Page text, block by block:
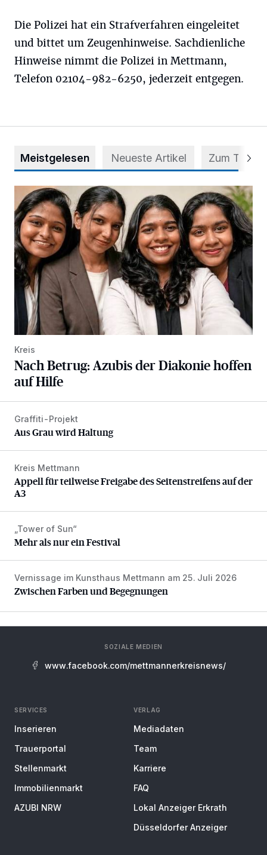
Die Polizei hat ein Strafverfahren eingeleitet
und bittet um Zeugenhinweise. Sachdienliche
Hinweise nimmt die Polizei in Mettmann,
Telefon 02104-982-6250, jederzeit entgegen.
Meistgelesen Neueste Artikel Zum Thema
Nach Betrug: Azubis der Diakonie hoffen auf Hilfe
Kreis
Nach Betrug: Azubis der Diakonie hoffen
auf Hilfe
Aus Grau wird Haltung
Graffiti-Projekt
Aus Grau wird Haltung
Appell für teilweise Freigabe des Seitenstreifens auf der A3
Kreis Mettmann
Appell für teilweise Freigabe des Seitenstreifens auf der
A3
Mehr als nur ein Festival
„Tower of Sun“
Mehr als nur ein Festival
Zwischen Farben und Begegnungen
Vernissage im Kunsthaus Mettmann am 25. Juli 2026
Zwischen Farben und Begegnungen
SOZIALE MEDIEN
www.facebook.com/mettmannerkreisnews/
SERVICES
Inserieren
Trauerportal
Stellenmarkt
Immobilienmarkt
AZUBI NRW
VERLAG
Mediadaten
Team
Karriere
FAQ
Lokal Anzeiger Erkrath
Düsseldorfer Anzeiger